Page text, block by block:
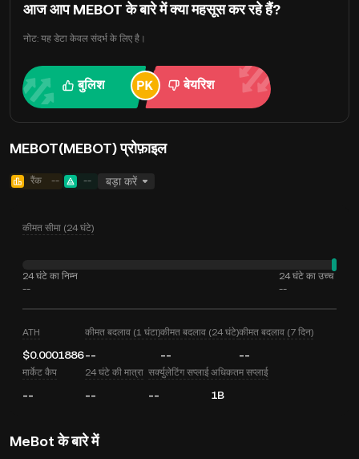
आज आप MEBOT के बारे में क्या महसूस कर रहे हैं?
नोट: यह डेटा केवल संदर्भ के लिए है।
बुलिश बेयरिश
MEBOT(MEBOT) प्रोफ़ाइल
रैंक -- -- बड़ा करें
कीमत सीमा (24 घंटे)
24 घंटे का निम्न
--
24 घंटे का उच्च
--
ATH
$0.0001886
कीमत बदलाव (1 घंटा)
--
कीमत बदलाव (24 घंटे)
--
कीमत बदलाव (7 दिन)
--
मार्केट कैप
--
24 घंटे की मात्रा
--
सर्क्युलेटिंग सप्लाई
--
अधिकतम सप्लाई
1B
MeBot के बारे में